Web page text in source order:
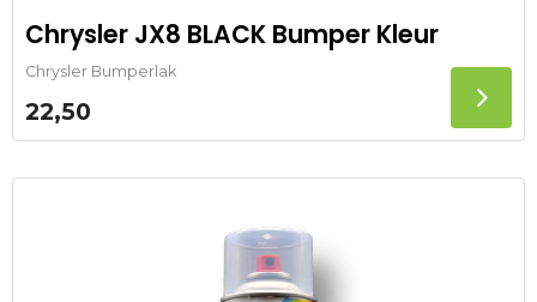
Chrysler JX8 BLACK Bumper Kleur
Chrysler Bumperlak
22,50